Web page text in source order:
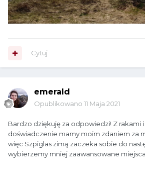
Cytuj
emerald
Opublikowano 11 Maja 2021
Bardzo dziękuję za odpowiedzi! Z rakami
doświadczenie mamy moim zdaniem za
więc Szpiglas zimą zaczeka sobie do
wybierzemy mniej zaawansowane miejsca